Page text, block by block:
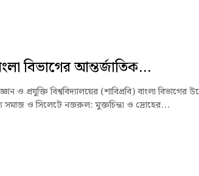
বিভাগের আন্তর্জাতিক...
ও প্রযুক্তি বিশ্ববিদ্যালয়ের (শাবিপ্রবি) বাংলা বিভাগের
সমাজ ও সিলেটে নজরুল: মুক্তচিন্তা ও দ্রোহের...